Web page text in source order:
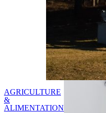
AGRICULTURE
&
ALIMENTATION